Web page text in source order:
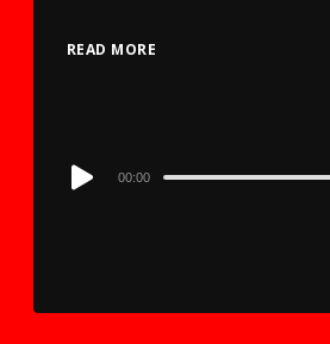
READ MORE
Audio
00:00